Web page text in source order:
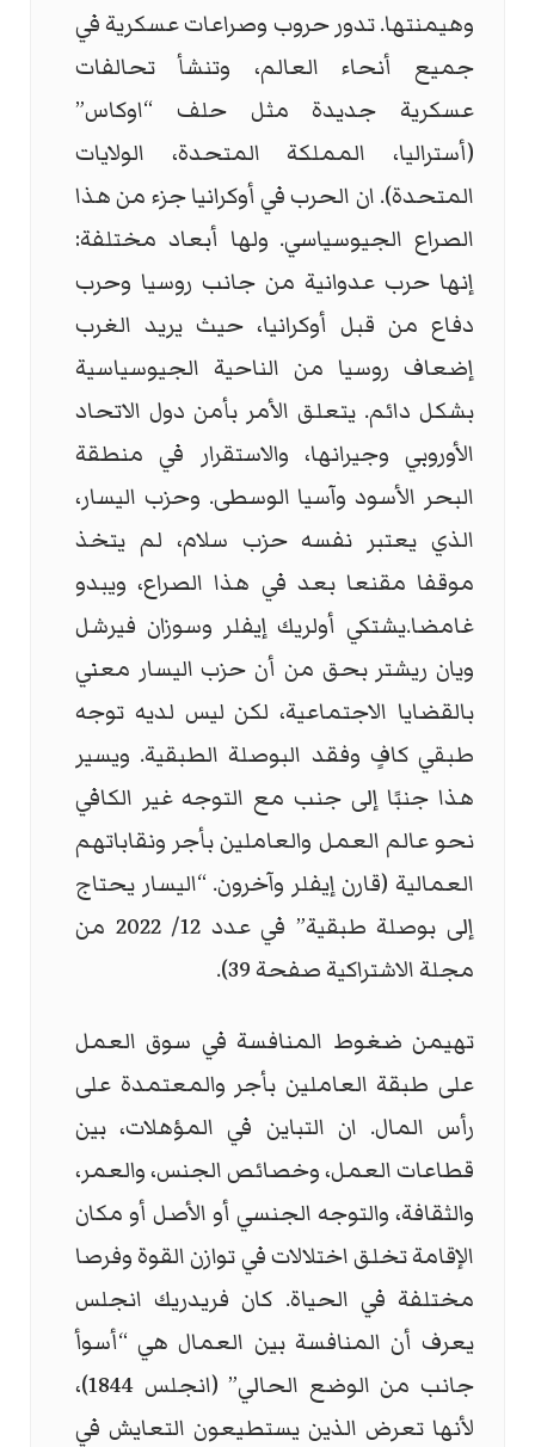
وهيمنتها. تدور حروب وصراعات عسكرية في
جميع أنحاء العالم، وتنشأ تحالفات
عسكرية جديدة مثل حلف “اوكاس”
(أستراليا، المملكة المتحدة، الولايات
المتحدة). ان الحرب في أوكرانيا جزء من هذا
الصراع الجيوسياسي. ولها أبعاد مختلفة:
إنها حرب عدوانية من جانب روسيا وحرب
دفاع من قبل أوكرانيا، حيث يريد الغرب
إضعاف روسيا من الناحية الجيوسياسية
بشكل دائم. يتعلق الأمر بأمن دول الاتحاد
الأوروبي وجيرانها، والاستقرار في منطقة
البحر الأسود وآسيا الوسطى. وحزب اليسار،
الذي يعتبر نفسه حزب سلام، لم يتخذ
موقفا مقنعا بعد في هذا الصراع، ويبدو
غامضا.يشتكي أولريك إيفلر وسوزان فيرشل
ويان ريشتر بحق من أن حزب اليسار معني
بالقضايا الاجتماعية، لكن ليس لديه توجه
طبقي كافٍ وفقد البوصلة الطبقية. ويسير
هذا جنبًا إلى جنب مع التوجه غير الكافي
نحو عالم العمل والعاملين بأجر ونقاباتهم
العمالية (قارن إيفلر وآخرون. “اليسار يحتاج
إلى بوصلة طبقية” في عدد 12/ 2022 من
مجلة الاشتراكية صفحة 39).
تهيمن ضغوط المنافسة في سوق العمل
على طبقة العاملين بأجر والمعتمدة على
رأس المال. ان التباين في المؤهلات، بين
قطاعات العمل، وخصائص الجنس، والعمر،
والثقافة، والتوجه الجنسي أو الأصل أو مكان
الإقامة تخلق اختلالات في توازن القوة وفرصا
مختلفة في الحياة. كان فريدريك انجلس
يعرف أن المنافسة بين العمال هي “أسوأ
جانب من الوضع الحالي” (انجلس 1844)،
لأنها تعرض الذين يستطيعون التعايش في